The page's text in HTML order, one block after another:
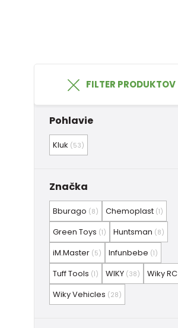
FILTER PRODUKTOV
Pohlavie
Kluk (53)
Značka
Bburago (8) Chemoplast (1)
Green Toys (1) Huntsman (8)
iM.Master (5) Infunbebe (1)
Tuff Tools (1) WIKY (38) Wiky RC
Wiky Vehicles (28)